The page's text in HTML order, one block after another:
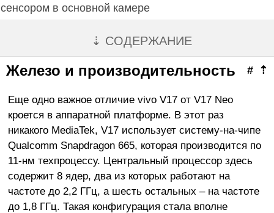
сенсором в основной камере
⇣ СОДЕРЖАНИЕ
⇡
#
Железо и производительность
Еще одно важное отличие vivo V17 от V17 Neo
кроется в аппаратной платформе. В этот раз
никакого MediaTek, V17 использует систему-на-чипе
Qualcomm Snapdragon 665, которая производится по
11-нм техпроцессу. Центральный процессор здесь
содержит 8 ядер, два из которых работают на
частоте до 2,2 ГГц, а шесть остальных – на частоте
до 1,8 ГГц. Такая конфигурация стала вполне